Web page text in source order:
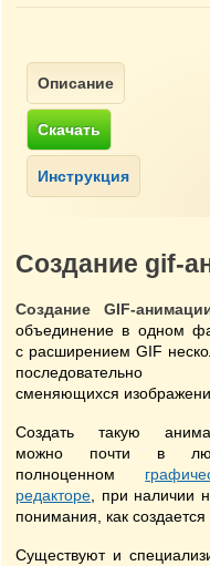
Создание gif-
Создание GIF-
объединение в одном
с расширением GIF
последовательно
сменяющихся
Создать такую
можно почти в
полноценном
редакторе , при наличии
понимания, как
Существуют и